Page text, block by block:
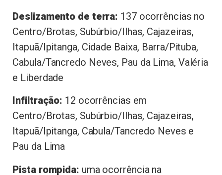
Deslizamento de terra: 137 ocorrências no
Centro/Brotas, Subúrbio/Ilhas, Cajazeiras,
Itapuã/Ipitanga, Cidade Baixa, Barra/Pituba,
Cabula/Tancredo Neves, Pau da Lima, Valéria
e Liberdade
Infiltração: 12 ocorrências em
Centro/Brotas, Subúrbio/Ilhas, Cajazeiras,
Itapuã/Ipitanga, Cabula/Tancredo Neves e
Pau da Lima
Pista rompida: uma ocorrência na